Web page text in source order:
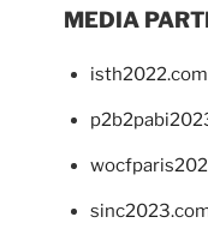
MEDIA
isth2022.com